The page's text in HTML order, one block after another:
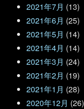
2021年7月 (13)
2021年6月 (25)
2021年5月 (14)
2021年4月 (14)
2021年3月 (24)
2021年2月 (19)
2021年1月 (28)
2020年12月 (26)